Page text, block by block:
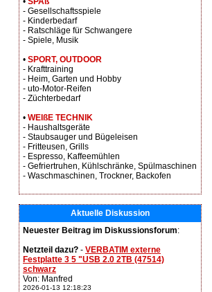
- Gesellschaftsspiele
- Kinderbedarf
- Ratschläge für Schwangere
- Spiele, Musik
• SPORT, OUTDOOR
- Krafttraining
- Heim, Garten und Hobby
- uto-Motor-Reifen
- Züchterbedarf
• WEIßE TECHNIK
- Haushaltsgeräte
- Staubsauger und Bügeleisen
- Fritteusen, Grills
- Espresso, Kaffeemühlen
- Gefriertruhen, Kühlschränke, Spülmaschinen
- Waschmaschinen, Trockner, Backofen
Aktuelle Diskussion
Neuester Beitrag im Diskussionsforum:
Netzteil dazu? - VERBATIM externe
Festplatte 3 5 "USB 2.0 2TB (47514)
schwarz
Von: Manfred
2026-01-13 12:18:23